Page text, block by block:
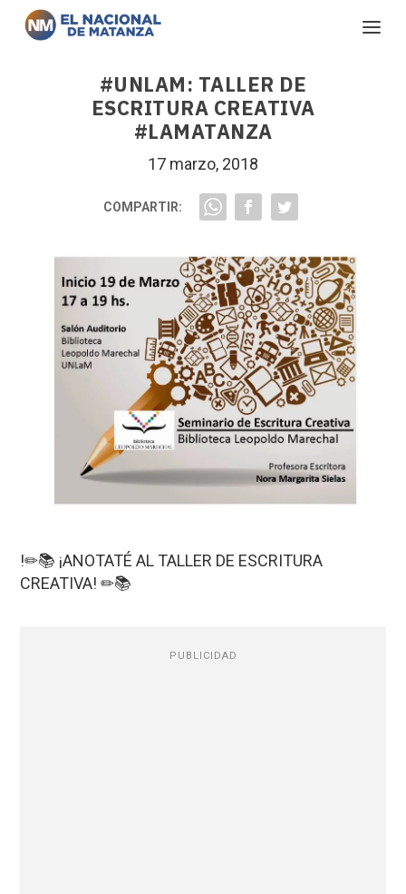
#UNLAM: TALLER DE
ESCRITURA CREATIVA
#LAMATANZA
17 marzo, 2018
COMPARTIR:
!✏📚 ¡ANOTATÉ AL TALLER DE ESCRITURA
CREATIVA! ✏📚
PUBLICIDAD